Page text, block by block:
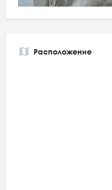
Расположение